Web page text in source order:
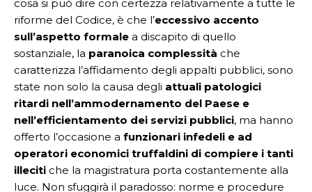
cosa si può dire con certezza relativamente a tutte le
riforme del Codice, è che l’eccessivo accento
sull’aspetto formale a discapito di quello
sostanziale, la paranoica complessità che
caratterizza l’affidamento degli appalti pubblici, sono
state non solo la causa degli attuali patologici
ritardi nell’ammodernamento del Paese e
nell’efficientamento dei servizi pubblici, ma hanno
offerto l’occasione a funzionari infedeli e ad
operatori economici truffaldini di compiere i tanti
illeciti che la magistratura porta costantemente alla
luce. Non sfuggirà il paradosso: norme e procedure